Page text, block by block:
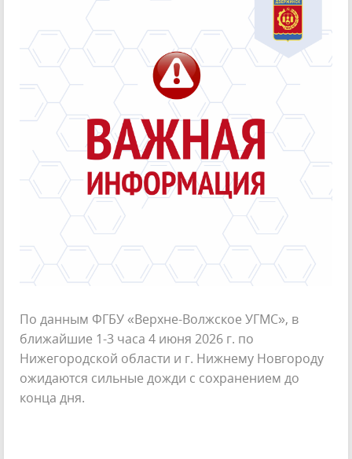
По данным ФГБУ «Верхне-Волжское УГМС», в
ближайшие 1-3 часа 4 июня 2026 г. по
Нижегородской области и г. Нижнему Новгороду
ожидаются сильные дожди с сохранением до
конца дня.